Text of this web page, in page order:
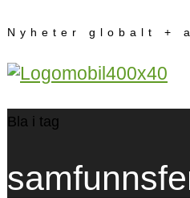
Nyheter globalt +
Bla i tag